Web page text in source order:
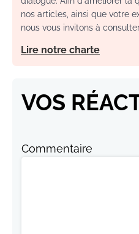
nos articles, ainsi que votre
nous vous invitons à
Lire notre charte
VOS
Commentaire